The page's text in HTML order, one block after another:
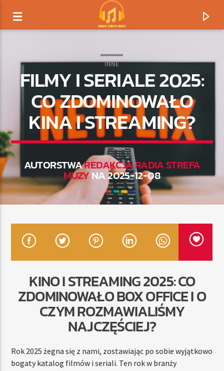
TERAZ GRAMY
TYTUŁ
RADIO STREFA MUZY
00:00 21:00
Radio Strefa Muzy
INNE
FILMY I SERIALE 2025:
CO ZDOMINOWAŁO
KINA I STREAMING?
AUTORSTWAREDAKCJA RADIA STREFA
MUZYNA 2025-12-08
KINO I STREAMING 2025: CO
ZDOMINOWAŁO BOX OFFICE I O
CZYM ROZMAWIALIŚMY
NAJCZĘŚCIEJ?
Rok 2025 żegna się z nami, zostawiając po sobie wyjątkowo
bogaty katalog filmów i seriali. Ten rok w branży